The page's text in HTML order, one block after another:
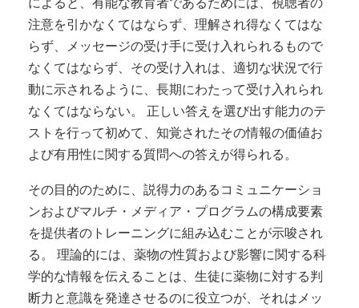
注意を引かなくてはならず、理解され得なくてはな
らず、メッセージの受け手に受け入れられるもので
なくてはならず、その受け入れは、適切な状況で行
動に示されるように、長期にわたって受け入れられ
なくてはならない。 正しい答えを選び出す能力のテ
ストを行って初めて、知覚されたその情報の価値お
よび有用性に関する質問への答えが得られる。
その目的のために、説得力のあるコミュニケーショ
ンおよびマルチ・メディア・プログラムの構成要素
を提供者のトレーニングに組み込むことが示唆され
る。 理論的には、薬物の性質および影響に関する科
学的な情報を伝えることは、生徒に薬物に対する判
断力と意識を発達させるのに役立つが、それはメッ